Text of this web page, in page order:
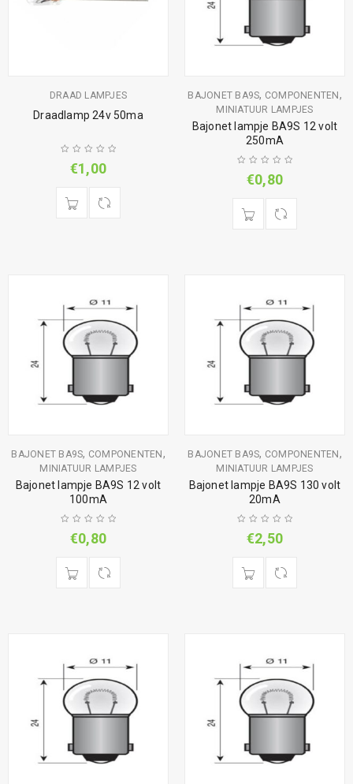
DRAAD LAMPJES
Draadlamp 24v 50ma
€1,00
BAJONET BA9S, COMPONENTEN ,
MINIATUUR LAMPJES
Bajonet lampje BA9S 12 volt
250mA
€0,80
BAJONET BA9S, COMPONENTEN ,
MINIATUUR LAMPJES
Bajonet lampje BA9S 12 volt
100mA
€0,80
BAJONET BA9S, COMPONENTEN ,
MINIATUUR LAMPJES
Bajonet lampje BA9S 130 volt
20mA
€2,50